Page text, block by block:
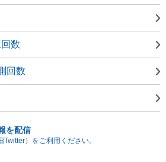
数
回数
を配信
）をご利用ください。